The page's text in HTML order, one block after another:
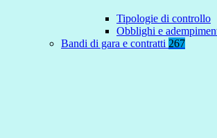
Tipologie di controllo
Obblighi e
Bandi di gara e contratti 267